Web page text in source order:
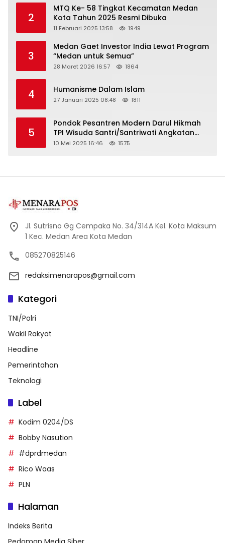
2
MTQ Ke- 58 Tingkat Kecamatan Medan
Kota Tahun 2025 Resmi Dibuka
11 Februari 2025 13:58 1949
3
Medan Gaet Investor India Lewat Program
“Medan untuk Semua”
28 Maret 2026 16:57 1864
4 Humanisme Dalam Islam
27 Januari 2025 08:48 1811
5
Pondok Pesantren Modern Darul Hikmah
TPI Wisuda Santri/Santriwati Angkatan
XXXIII
10 Mei 2025 16:46 1575
Jl. Sutrisno Gg Cempaka No. 34/314A Kel. Kota Maksum
1 Kec. Medan Area Kota Medan
085270825146
redaksimenarapos@gmail.com
Kategori
TNI/Polri
Wakil Rakyat
Headline
Pemerintahan
Teknologi
Label
Kodim 0204/DS
Bobby Nasution
#dprdmedan
Rico Waas
PLN
Halaman
Indeks Berita